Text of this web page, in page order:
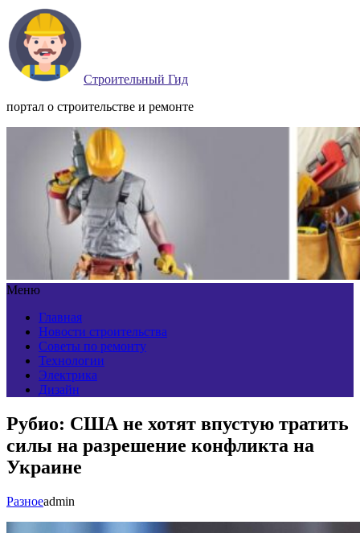
Строительный Гид
портал о строительстве и ремонте
Меню
Главная
Новости строительства
Советы по ремонту
Технологии
Электрика
Дизайн
Рубио: США не хотят впустую тратить
силы на разрешение конфликта на
Украине
Разноеadmin